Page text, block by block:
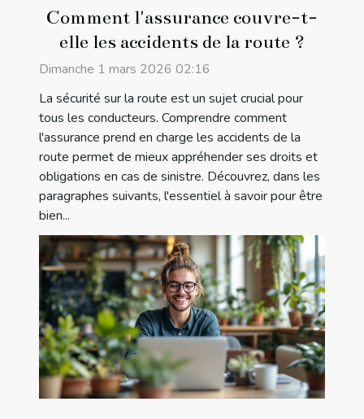
Comment l'assurance couvre-t-
elle les accidents de la route ?
Dimanche 1 mars 2026 02:16
La sécurité sur la route est un sujet crucial pour
tous les conducteurs. Comprendre comment
l'assurance prend en charge les accidents de la
route permet de mieux appréhender ses droits et
obligations en cas de sinistre. Découvrez, dans les
paragraphes suivants, l'essentiel à savoir pour être
bien...